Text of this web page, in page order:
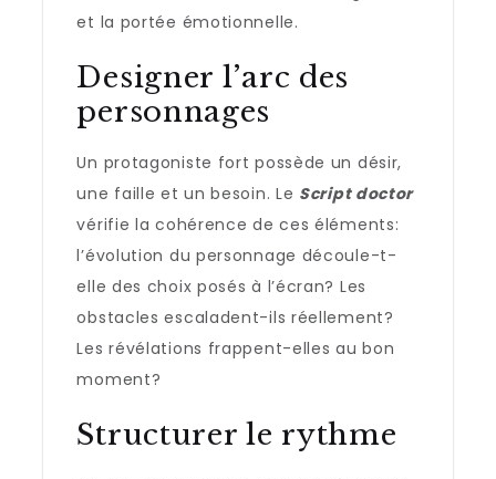
et la portée émotionnelle.
Designer l’arc des
personnages
Un protagoniste fort possède un désir,
une faille et un besoin. Le Script doctor
vérifie la cohérence de ces éléments:
l’évolution du personnage découle-t-
elle des choix posés à l’écran? Les
obstacles escaladent-ils réellement?
Les révélations frappent-elles au bon
moment?
Structurer le rythme